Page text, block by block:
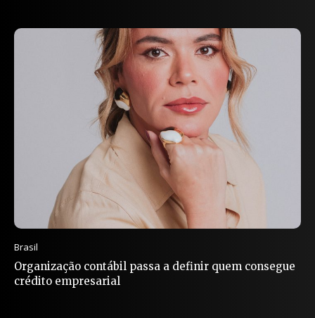
Brasil
Organização contábil passa a definir quem consegue
crédito empresarial